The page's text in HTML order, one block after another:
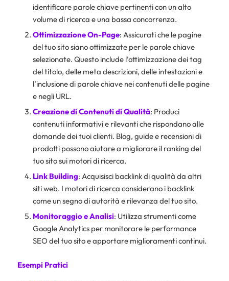
identificare parole chiave pertinenti con un alto
volume di ricerca e una bassa concorrenza.
Ottimizzazione On-Page: Assicurati che le pagine
del tuo sito siano ottimizzate per le parole chiave
selezionate. Questo include l’ottimizzazione dei tag
del titolo, delle meta descrizioni, delle intestazioni e
l’inclusione di parole chiave nei contenuti delle pagine
e negli URL.
Creazione di Contenuti di Qualità: Produci
contenuti informativi e rilevanti che rispondano alle
domande dei tuoi clienti. Blog, guide e recensioni di
prodotti possono aiutare a migliorare il ranking del
tuo sito sui motori di ricerca.
Link Building: Acquisisci backlink di qualità da altri
siti web. I motori di ricerca considerano i backlink
come un segno di autorità e rilevanza del tuo sito.
Monitoraggio e Analisi: Utilizza strumenti come
Google Analytics per monitorare le performance
SEO del tuo sito e apportare miglioramenti continui.
Esempi Pratici